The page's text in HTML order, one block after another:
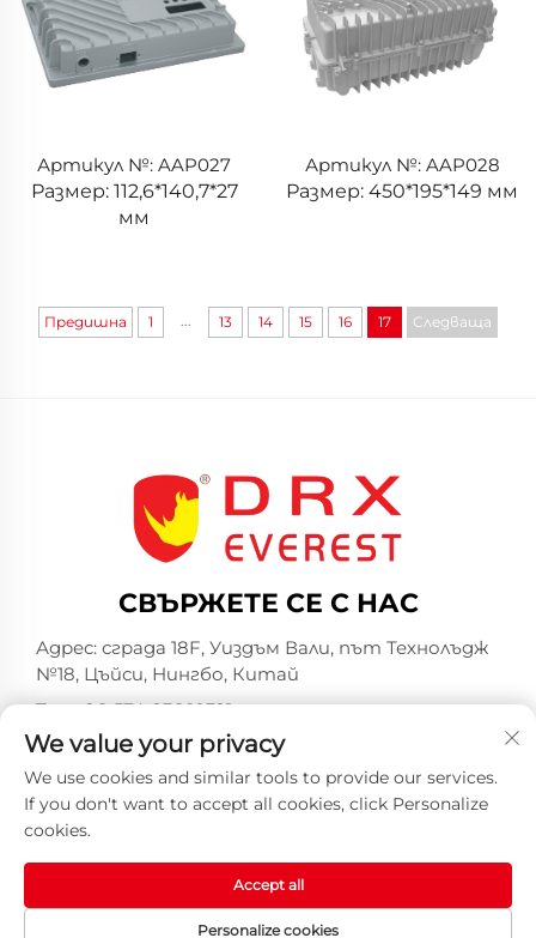
Артикул №: AAP027
Размер: 112,6*140,7*27
мм
Артикул №: AAP028
Размер: 450*195*149 мм
Предишна 1 13 14 15 16 17 Следваща
СВЪРЖЕТЕ СЕ С НАС
Адрес: сграда 18F, Уиздъм Вали, път Технолъдж
№18, Цъйси, Нингбо, Китай
Тел.:+86-574-23660321
Имейл: [email protected]
Всички права запазени © 2025 от Индустриална
компания Хуаншан DRX ООД -Политика за
We value your privacy
We use cookies and similar tools to provide our services.
If you don't want to accept all cookies, click Personalize
cookies.
Personalize cookies
Accept all